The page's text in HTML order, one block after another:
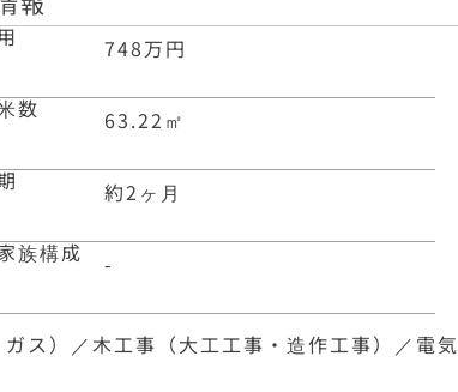
748万円
数 63.22 ㎡
約2ヶ月
族構成 -
ス）／木工事（大工工事・造作工事）／電気